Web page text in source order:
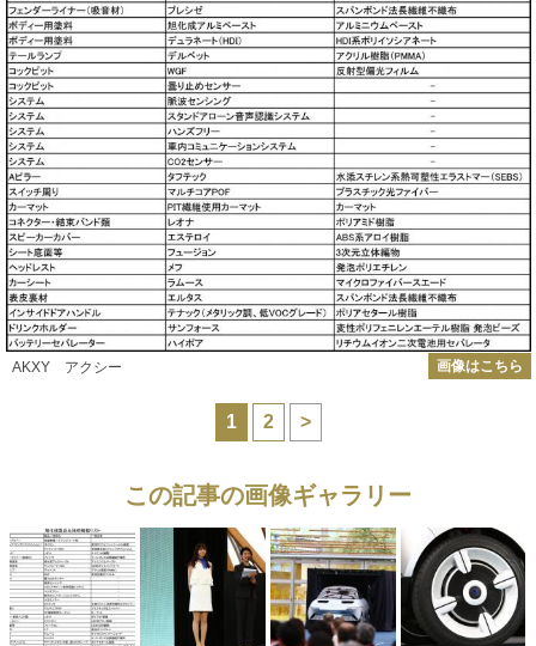
AKXY アクシー 画像はこちら
1 2 >
この記事の画像ギャラリー